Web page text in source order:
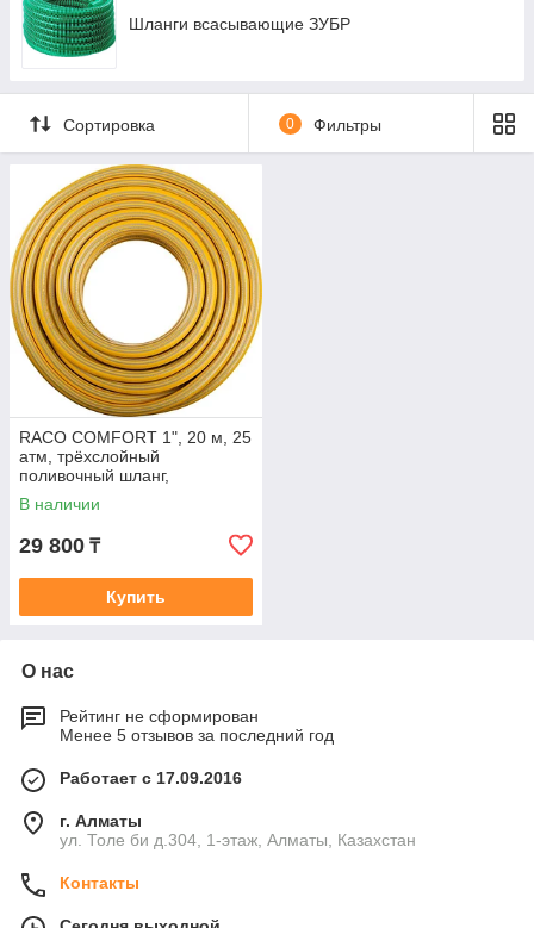
Шланги всасывающие ЗУБР
Сортировка 0 Фильтры
RACO COMFORT 1", 20 м, 25
атм, трёхслойный
поливочный шланг,
армированный
В наличии
29 800 ₸
Купить
О нас
Рейтинг не сформирован
Менее 5 отзывов за последний год
Работает с 17.09.2016
г. Алматы
ул. Толе би д.304, 1-этаж, Алматы, Казахстан
Контакты